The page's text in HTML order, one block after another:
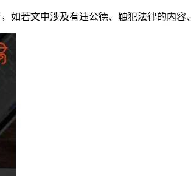
如若文中涉及有违公德、触犯法律的内